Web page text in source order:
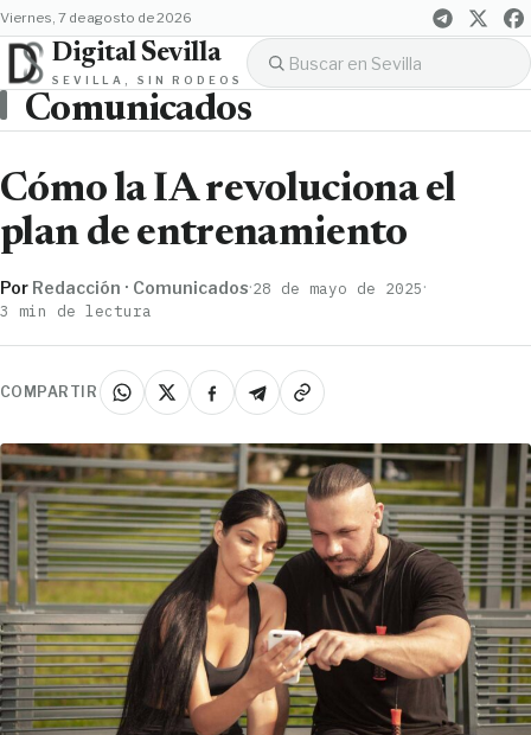
viernes, 7 de agosto de 2026
Digital Sevilla
SEVILLA, SIN RODEOS
Comunicados
Cómo la IA revoluciona el
plan de entrenamiento
Por Redacción · Comunicados·28 de mayo de 2025·
3 min de lectura
COMPARTIR